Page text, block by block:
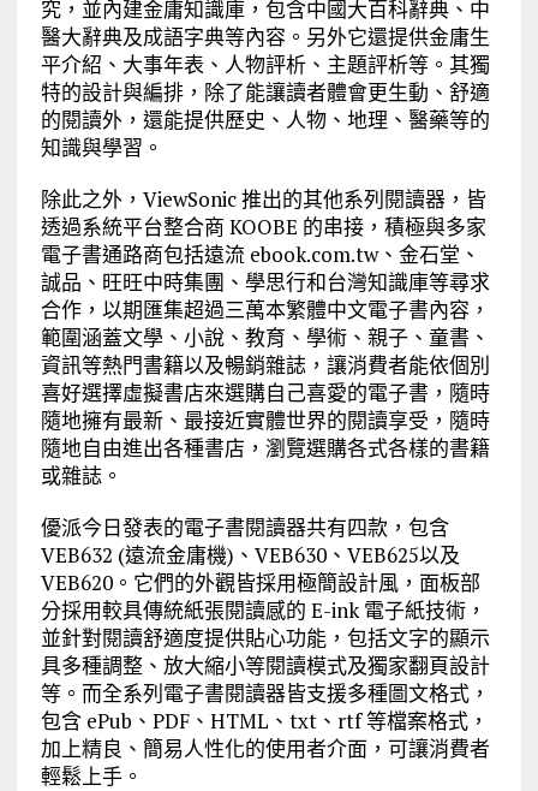
究，並內建金庸知識庫，包含中國大百科辭典、中
醫大辭典及成語字典等內容。另外它還提供金庸生
平介紹、大事年表、人物評析、主題評析等。其獨
特的設計與編排，除了能讓讀者體會更生動、舒適
的閱讀外，還能提供歷史、人物、地理、醫藥等的
知識與學習。
除此之外，ViewSonic 推出的其他系列閱讀器，皆
透過系統平台整合商 KOOBE 的串接，積極與多家
電子書通路商包括遠流 ebook.com.tw、金石堂、
誠品、旺旺中時集團、學思行和台灣知識庫等尋求
合作，以期匯集超過三萬本繁體中文電子書內容，
範圍涵蓋文學、小說、教育、學術、親子、童書、
資訊等熱門書籍以及暢銷雜誌，讓消費者能依個別
喜好選擇虛擬書店來選購自己喜愛的電子書，隨時
隨地擁有最新、最接近實體世界的閱讀享受，隨時
隨地自由進出各種書店，瀏覽選購各式各樣的書籍
或雜誌。
優派今日發表的電子書閱讀器共有四款，包含
VEB632 (遠流金庸機)、VEB630、VEB625以及
VEB620。它們的外觀皆採用極簡設計風，面板部
分採用較具傳統紙張閱讀感的 E-ink 電子紙技術，
並針對閱讀舒適度提供貼心功能，包括文字的顯示
具多種調整、放大縮小等閱讀模式及獨家翻頁設計
等。而全系列電子書閱讀器皆支援多種圖文格式，
包含 ePub、PDF、HTML、txt、rtf 等檔案格式，
加上精良、簡易人性化的使用者介面，可讓消費者
輕鬆上手。